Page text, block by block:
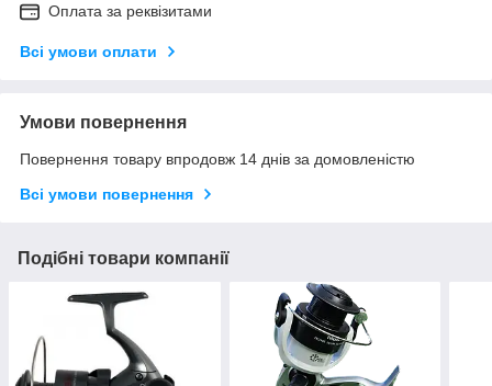
Оплата за реквізитами
Всі умови оплати
Умови повернення
Повернення товару впродовж 14 днів за домовленістю
Всі умови повернення
Подібні товари компанії